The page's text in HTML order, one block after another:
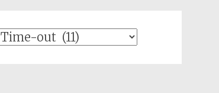
Categorieën